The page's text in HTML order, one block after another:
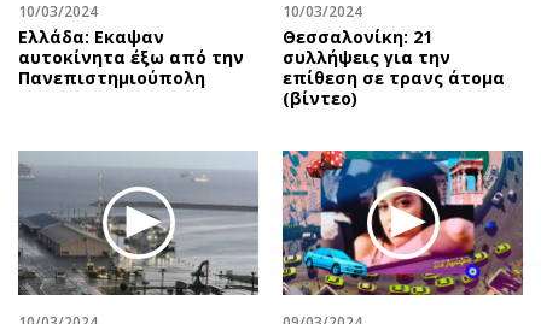
10/03/2024
Ελλάδα: Εκαψαν
αυτοκίνητα έξω από την
Πανεπιστημιούπολη
10/03/2024
Θεσσαλονίκη: 21
συλλήψεις για την
επίθεση σε τρανς άτομα
(βίντεο)